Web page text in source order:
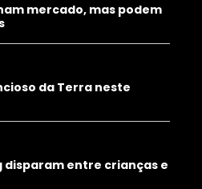
mercado, mas podem
da Terra neste
disparam entre crianças e